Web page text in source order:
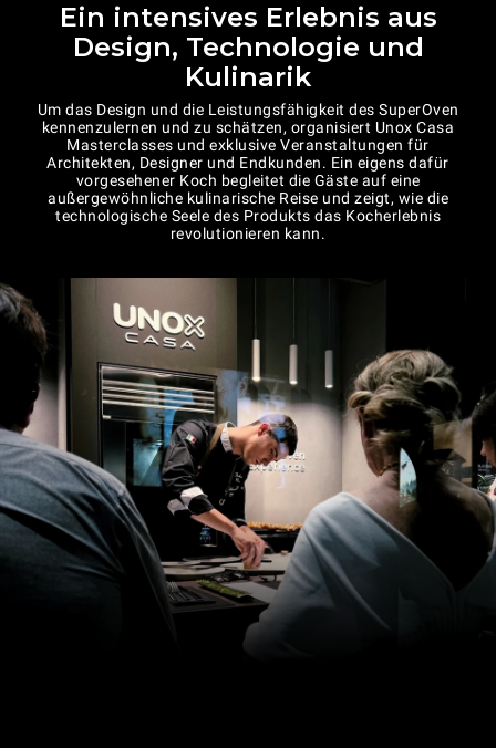
Ein intensives Erlebnis aus
Design, Technologie und
Kulinarik
Um das Design und die Leistungsfähigkeit des SuperOven
kennenzulernen und zu schätzen, organisiert Unox Casa
Masterclasses und exklusive Veranstaltungen für
Architekten, Designer und Endkunden. Ein eigens dafür
vorgesehener Koch begleitet die Gäste auf eine
außergewöhnliche kulinarische Reise und zeigt, wie die
technologische Seele des Produkts das Kocherlebnis
revolutionieren kann.